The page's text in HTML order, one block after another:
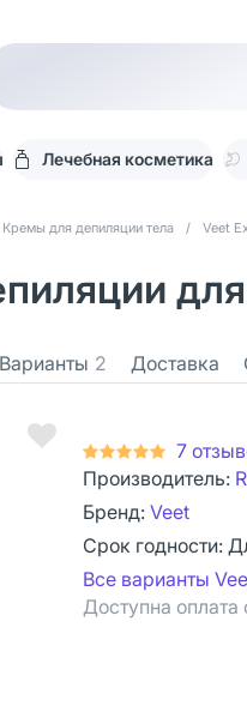
Лечебная косметика
Кремы для депиляции тела / Veet
Варианты 2 Доставка
7
Производитель:
Бренд: Veet
Срок годности:
Все варианты
Доступна оплата